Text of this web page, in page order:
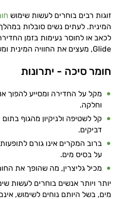
זוגות רבים בוחרים לעשות שימוש
המינית. לעתים נשים סובלות
לכאב או לחוסר נעימות בזמן
Glide, מעצים את החוויה המינית
חומר סיכה - יתרונות
מקל על החדירה ומסייע להפוך
וחלקה.
קל לשטיפה ולניקיון מהגוף
דביקים.
ברוב המקרים אינו גורם
על בסיס מים.
מכיל גליצרין, מה שהופך את
יותר ויותר אנשים בוחרים לעשות
מים, בשל היותם נוחים לשימוש,